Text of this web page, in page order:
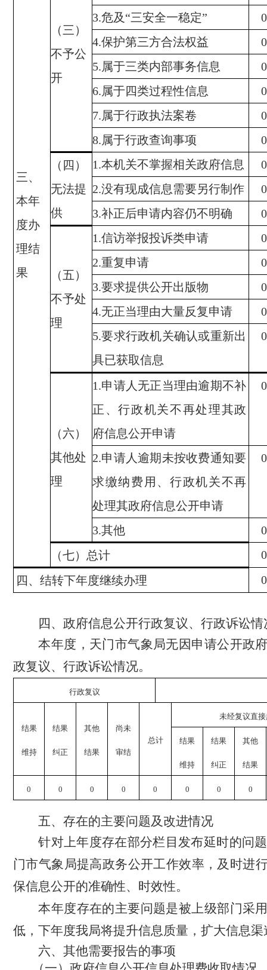
三、
本年
度办
理结
果
（三）
不予公
开
3.危及“三安全一稳定”
0
4.保护第三方合法权益
0
5.属于三类内部事务信息
0
6.属于四类过程性信息
0
7.属于行政执法案卷
0
8.属于行政查询事项
0
（四）
无法提
供
1.本机关不掌握相关政府信息
0
2.没有现成信息需要另行制作
0
3.补正后申请内容仍不明确 0
（五）
不予处
理
1.信访举报投诉类申请
0
2.重复申请
0
3.要求提供公开出版物
0
4.无正当理由大量反复申请
0
5.要求行政机关确认或重新出
具已获取信息
0
（六）
其他处
理
1.申请人无正当理由逾期不补
正、行政机关不再处理其政
府信息公开申请
0
2.申请人逾期未按收费通知要
求缴纳费用、行政机关不再
处理其政府信息公开申请
0
3.其他
0
（七）总计
0
四、结转下年度继续办理
0
四、政府信息公开行政复议、行政诉讼情
本年度，天门市气象局无因申请公开政
政复议、行政诉讼情况。
行政复议
结果
维持
结果
纠正
其他
结果
尚未
审结
总计
未经复议直
结果
维持
结果
纠正
其他
结果
0 0 0 0 0 0 0 0
五、存在的主要问题及改进情况
针对上年度存在部分栏目发布延时的问
门市气象局提高政务公开工作效率， 及时进
保信息公开的准确性、时效性。
本年度存在的主要问题是被上级部门采
低，下年度我局将提升信息质量，扩大信息渠
六、其他需要报告的事项